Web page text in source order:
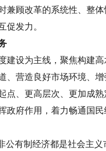
兼顾改革的系统性、整
促发力。
设为主线，聚焦构建高
、营造良好市场环境、
点、更高层次、更加成
政府作用，着力畅通国
有制经济都是社会主义